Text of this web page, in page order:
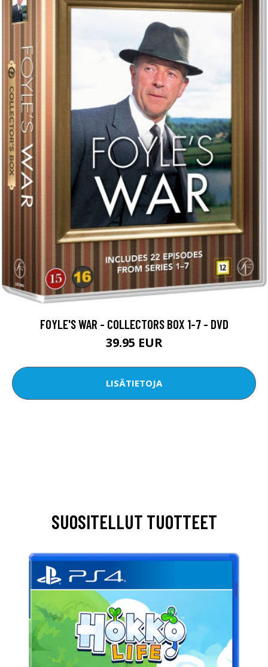
FOYLE'S WAR - COLLECTORS BOX 1-7 - DVD
39.95 EUR
LISÄTIETOJA
SUOSITELLUT TUOTTEET